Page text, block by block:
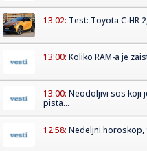
13:02: Test: Toyota C-HR
13:00: Koliko RAM-a je
13:00: Neodoljivi sos koji
pista...
12:58: Nedeljni horoskop,